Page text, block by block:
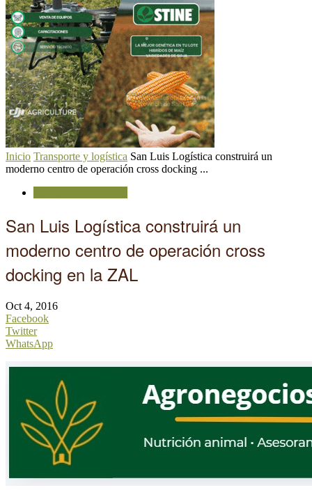
Inicio Transporte y logística San Luis Logística construirá un
moderno centro de operación cross docking ...
San Luis Logística construirá un
moderno centro de operación cross
docking en la ZAL
Oct 4, 2016
Facebook
Twitter
WhatsApp